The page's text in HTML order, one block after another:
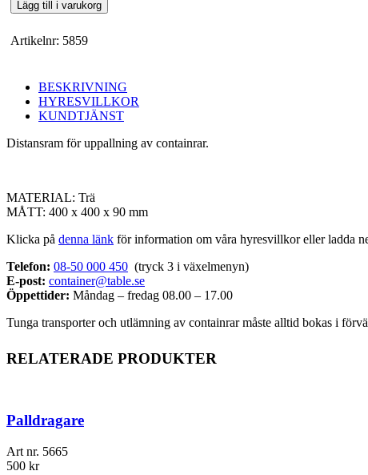
Lägg till i varukorg
Artikelnr: 5859
BESKRIVNING
HYRESVILLKOR
KUNDTJÄNST
Distansram för uppallning av containrar.
MATERIAL: Trä
MÅTT: 400 x 400 x 90 mm
Klicka på denna länk för information om våra hyresvillkor eller ladda
Telefon: 08-50 000 450 (tryck 3 i växelmenyn)
E-post: container@table.se
Öppettider: Måndag – fredag 08.00 – 17.00
Tunga transporter och utlämning av containrar måste alltid bokas i
RELATERADE PRODUKTER
Palldragare
Art nr. 5665
500 kr